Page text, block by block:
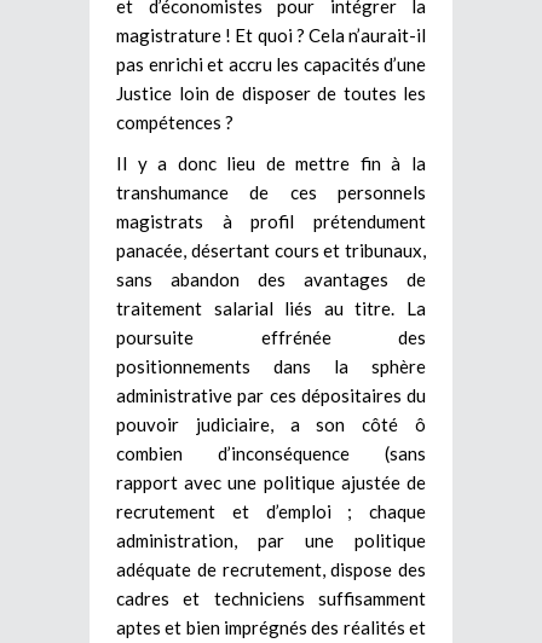
et d’économistes pour intégrer la
magistrature ! Et quoi ? Cela n’aurait-il
pas enrichi et accru les capacités d’une
Justice loin de disposer de toutes les
compétences ?
Il y a donc lieu de mettre fin à la
transhumance de ces personnels
magistrats à profil prétendument
panacée, désertant cours et tribunaux,
sans abandon des avantages de
traitement salarial liés au titre. La
poursuite effrénée des
positionnements dans la sphère
administrative par ces dépositaires du
pouvoir judiciaire, a son côté ô
combien d’inconséquence (sans
rapport avec une politique ajustée de
recrutement et d’emploi ; chaque
administration, par une politique
adéquate de recrutement, dispose des
cadres et techniciens suffisamment
aptes et bien imprégnés des réalités et